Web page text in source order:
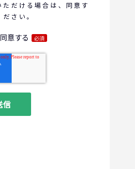
価・研修を通じて顧
の通話内容を書面、
相談に対応するため
約の履行、その他業
電話等による商品・
ト、セミナー、展示
だける場合は、同意す
さい。
意する 必須